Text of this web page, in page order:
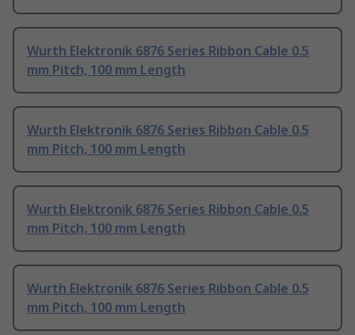
Wurth Elektronik 6876 Series Ribbon Cable 0.5
mm Pitch, 100 mm Length
Wurth Elektronik 6876 Series Ribbon Cable 0.5
mm Pitch, 100 mm Length
Wurth Elektronik 6876 Series Ribbon Cable 0.5
mm Pitch, 100 mm Length
Wurth Elektronik 6876 Series Ribbon Cable 0.5
mm Pitch, 100 mm Length